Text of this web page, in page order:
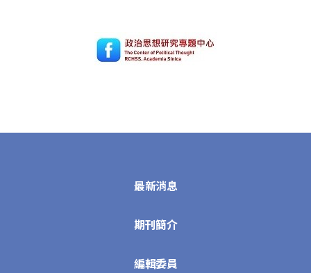
最新消息
期刊簡介
編輯委員